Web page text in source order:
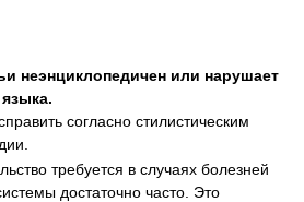
неэнциклопедичен или нарушает
согласно стилистическим
требуется в случаях болезней
достаточно часто. Это